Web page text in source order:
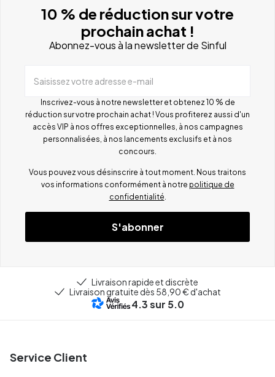
10 % de réduction sur votre
prochain achat !
Abonnez-vous à la newsletter de Sinful
Saisissez votre adresse e-mail
Inscrivez-vous à notre newsletter et obtenez 10 % de
réduction sur votre prochain achat ! Vous profiterez aussi d'un
accès VIP à nos offres exceptionnelles, à nos campagnes
personnalisées, à nos lancements exclusifs et à nos
concours.
Vous pouvez vous désinscrire à tout moment. Nous traitons
vos informations conformément à notre politique de
confidentialité
S'abonner
Livraison rapide et discrète
Livraison gratuite dès 58,90 € d'achat
4.3sur 5.0
Service Client